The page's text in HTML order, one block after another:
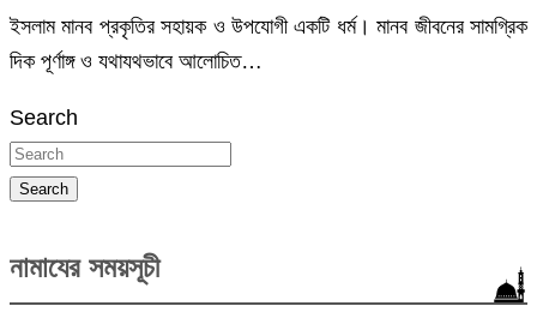
ইসলাম মানব প্রকৃতির সহায়ক ও উপযোগী একটি ধর্ম। মানব জীবনের সামগ্রিক
দিক পূর্ণাঙ্গ ও যথাযথভাবে আলোচিত…
Search
Search
নামাযের সময়সূচী